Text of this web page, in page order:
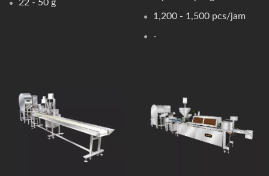
22 - 50 g
1,200 - 1,500 pcs/jam
-